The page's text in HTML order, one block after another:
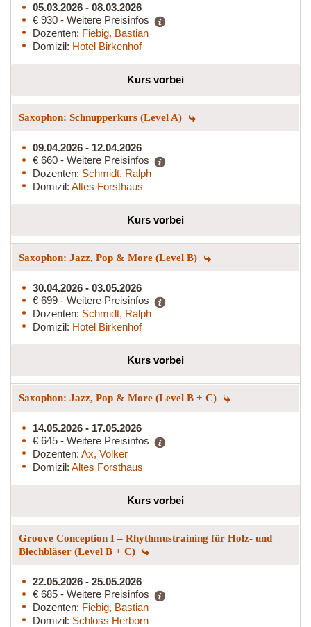
05.03.2026 - 08.03.2026
€ 930 - Weitere Preisinfos
Dozenten: Fiebig, Bastian
Domizil: Hotel Birkenhof
Kurs vorbei
Saxophon: Schnupperkurs (Level A)
09.04.2026 - 12.04.2026
€ 660 - Weitere Preisinfos
Dozenten: Schmidt, Ralph
Domizil: Altes Forsthaus
Kurs vorbei
Saxophon: Jazz, Pop & More (Level B)
30.04.2026 - 03.05.2026
€ 699 - Weitere Preisinfos
Dozenten: Schmidt, Ralph
Domizil: Hotel Birkenhof
Kurs vorbei
Saxophon: Jazz, Pop & More (Level B + C)
14.05.2026 - 17.05.2026
€ 645 - Weitere Preisinfos
Dozenten: Ax, Volker
Domizil: Altes Forsthaus
Kurs vorbei
Groove Conception I – Rhythmustraining für Holz- und
Blechbläser (Level B + C)
22.05.2026 - 25.05.2026
€ 685 - Weitere Preisinfos
Dozenten: Fiebig, Bastian
Domizil: Schloss Herborn